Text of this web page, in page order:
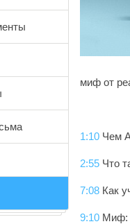
миф от
1:10 Чем
2:55 Что
7:08 Как
9:10 Миф: